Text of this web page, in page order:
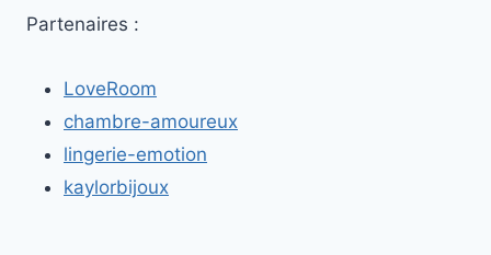
Partenaires :
LoveRoom
chambre-amoureux
lingerie-emotion
kaylorbijoux